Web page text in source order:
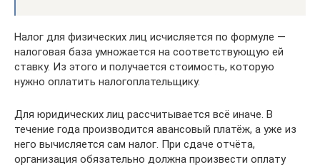
Налог для физических лиц исчисляется по формуле —
налоговая база умножается на соответствующую ей
ставку. Из этого и получается стоимость, которую
нужно оплатить налогоплательщику.
Для юридических лиц рассчитывается всё иначе. В
течение года производится авансовый платёж, а уже из
него вычисляется сам налог. При сдаче отчёта,
организация обязательно должна произвести оплату